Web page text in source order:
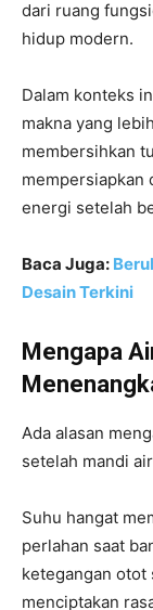
dari ruang
hidup modern.
Dalam konteks
makna yang
membersihkan
mempersiapkan
energi setelah
Baca Juga:
Desain Terkini
Mengapa
Ada alasan
setelah mandi
Suhu hangat
perlahan saat
ketegangan
menciptakan